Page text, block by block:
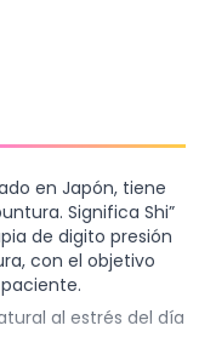
en Japón, tiene
Significa Shi”
de digito presión
con el objetivo
al estrés del día